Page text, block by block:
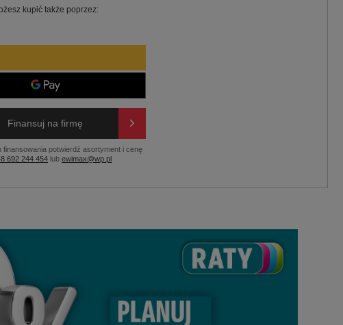
kupić także poprzez:
Finansuj na firmę
finansowania potwierdź asortyment i cenę
692 244 454 lubewimax@wp.pl